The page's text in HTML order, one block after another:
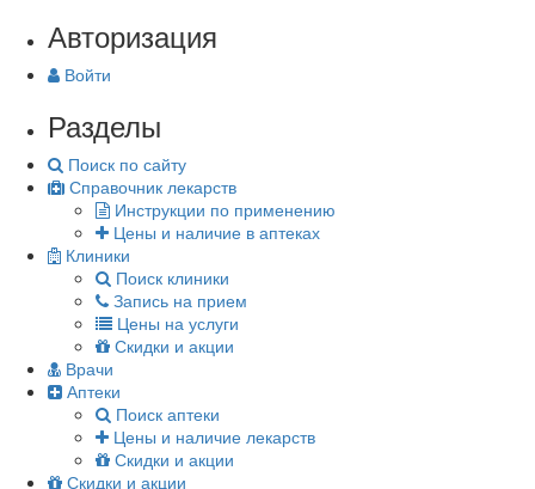
Авторизация
Войти
Разделы
Поиск по сайту
Справочник лекарств
Инструкции по применению
Цены и наличие в аптеках
Клиники
Поиск клиники
Запись на прием
Цены на услуги
Скидки и акции
Врачи
Аптеки
Поиск аптеки
Цены и наличие лекарств
Скидки и акции
Скидки и акции